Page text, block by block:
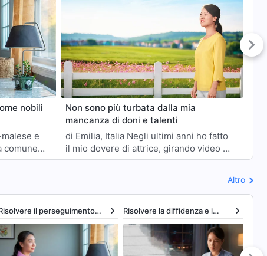
nobili
comune. I
sacrifici
Non sono più turbata dalla mia
mancanza di doni e talenti
di Emilia, Italia Negli ultimi anni ho fatto
il mio dovere di attrice, girando video di
testimonianze esperienziali. In seguito,
Altro
il perseguimento
prestigio
Risolvere la diffidenza e i
fraintendimenti